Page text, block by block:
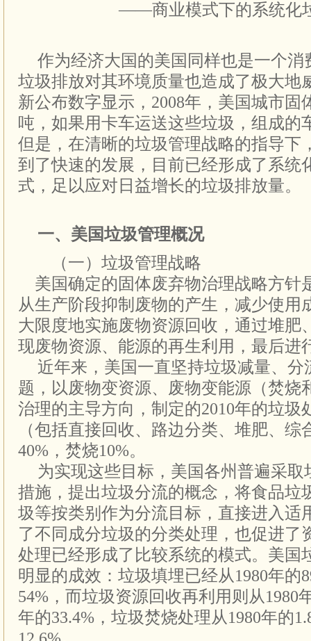
——商业模式下的系统化
作为经济大国的美国同样也是一个消
垃圾排放对其环境质量也造成了极大地
新公布数字显示，2008年，美国城市固
吨，如果用卡车运送这些垃圾，组成的
但是，在清晰的垃圾管理战略的指导下
到了快速的发展，目前已经形成了系统
式，足以应对日益增长的垃圾排放量。
一、美国垃圾管理概况
（一）垃圾管理战略
美国确定的固体废弃物治理战略方针
从生产阶段抑制废物的产生，减少使用
大限度地实施废物资源回收，通过堆肥
现废物资源、能源的再生利用，最后进
近年来，美国一直坚持垃圾减量、分
题，以废物变资源、废物变能源（焚烧
治理的主导方向，制定的2010年的垃圾
（包括直接回收、路边分类、堆肥、综
40%，焚烧10%。
为实现这些目标，美国各州普遍采
措施，提出垃圾分流的概念，将食品垃
圾等按类别作为分流目标，直接进入适
了不同成分垃圾的分类处理，也促进了
处理已经形成了比较系统的模式。美国
明显的成效：垃圾填埋已经从1980年的
54%，而垃圾资源回收再利用则从1980
年的33.4%，垃圾焚烧处理从1980年的